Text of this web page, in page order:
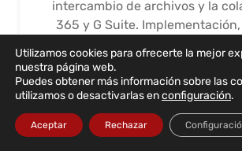
intercambio de archivos y la
365 y G Suite.
LEER MÁS...
Utilizamos cookies para ofrecerte la mejor
nuestra página web.
Puedes obtener más información sobre las
utilizamos o desactivarlas enconfiguración.
Aceptar Rechazar